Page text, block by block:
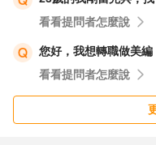
看看提問者怎麼說
您好，我想轉職做美
看看提問者怎麼說